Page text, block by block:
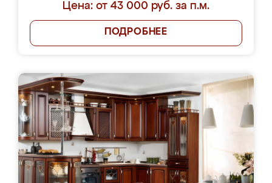
Цена: от 43 000 руб. за п.м.
ПОДРОБНЕЕ